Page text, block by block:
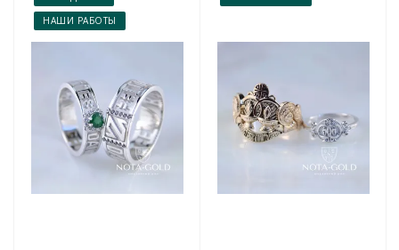
НАШИ РАБОТЫ